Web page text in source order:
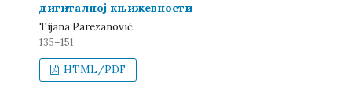
дигиталној књижевности
Tijana Parezanović
135–151
HTML/PDF